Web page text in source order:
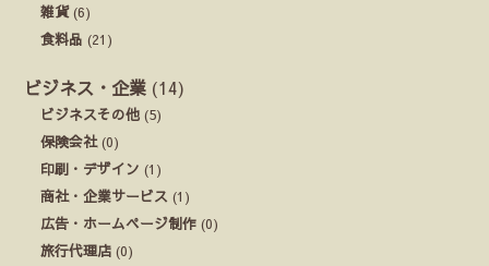
雑貨(6)
食料品 (21)
ビジネス・企業 (14)
ビジネスその他 (5)
保険会社(0)
印刷・デザイン (1)
商社・企業サービス (1)
広告・ホームページ制作 (0)
旅行代理店 (0)